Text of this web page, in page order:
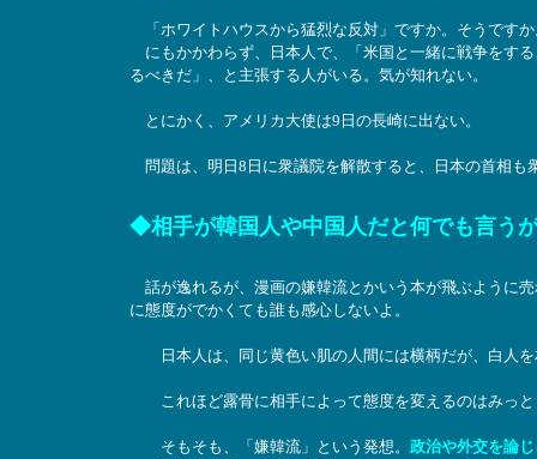
「ホワイトハウスから猛烈な反対」ですか。そうです
にもかかわらず、日本人で、「米国と一緒に戦争をす
るべきだ」、と主張する人がいる。気が知れない。
とにかく、アメリカ大使は9日の長崎に出ない。
問題は、明日8日に衆議院を解散すると、日本の首相も
◆相手が韓国人や中国人だと何でも言う
話が逸れるが、漫画の嫌韓流とかいう本が飛ぶように
に態度がでかくても誰も感心しないよ。
日本人は、同じ黄色い肌の人間には横柄だが、白人を
これほど露骨に相手によって態度を変えるのはみっと
そもそも、「嫌韓流」という発想。 政治や外交を論